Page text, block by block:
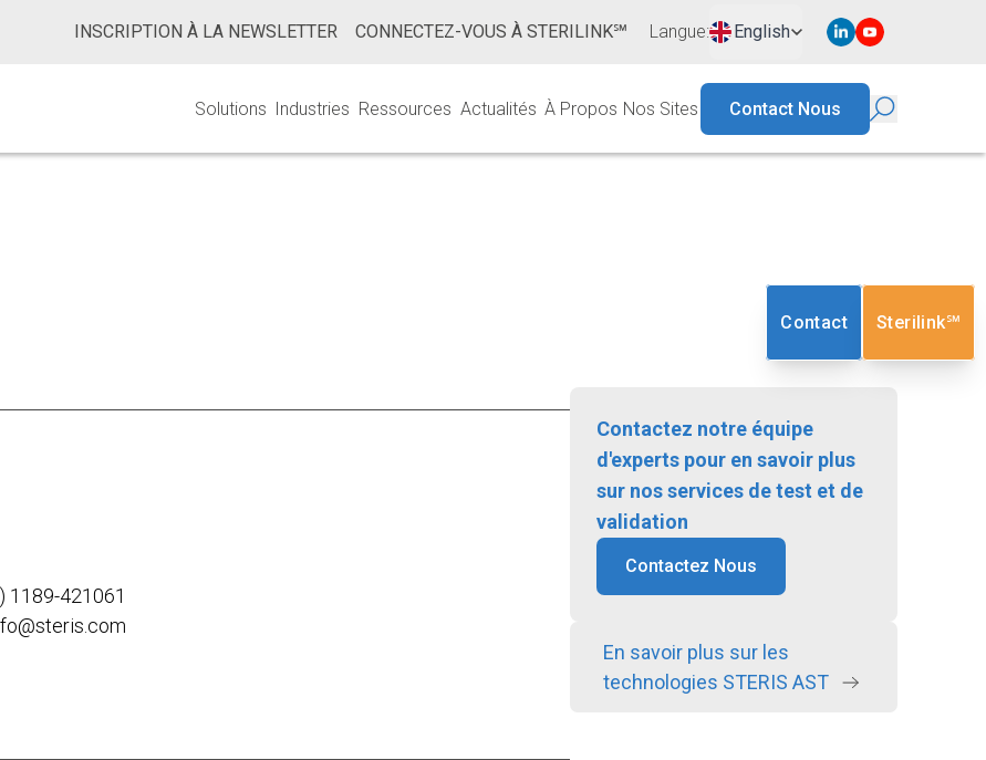
INSCRIPTION À LA NEWSLETTER CONNECTEZ-VOUS À STERILINK℠ Langue: English
Solutions Industries Ressources Actualités À Propos Nos Sites Contact Nous
1189-421061
Contactez notre équipe
d'experts pour en savoir plus
sur nos services de test et de
validation
Contactez Nous
En savoir plus sur les
technologies STERIS AST
Contact Sterilink℠